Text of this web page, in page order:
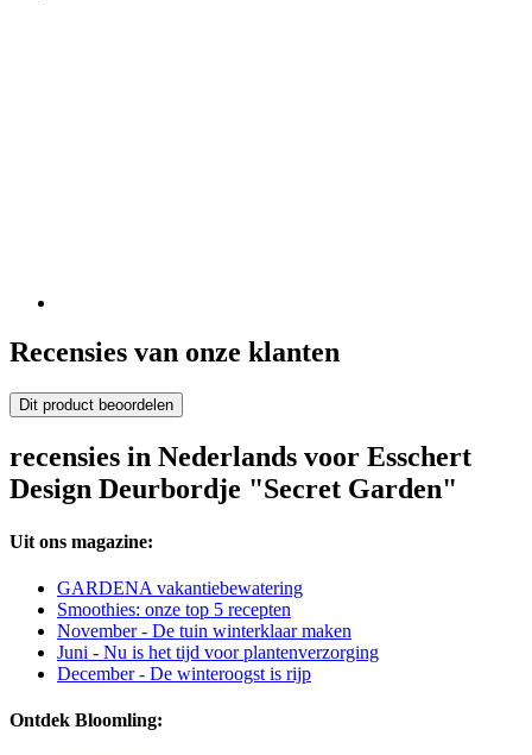
Recensies van onze klanten
Dit product beoordelen
recensies in Nederlands voor Esschert
Design Deurbordje "Secret Garden"
Uit ons magazine:
GARDENA vakantiebewatering
Smoothies: onze top 5 recepten
November - De tuin winterklaar maken
Juni - Nu is het tijd voor plantenverzorging
December - De winteroogst is rijp
Ontdek Bloomling: